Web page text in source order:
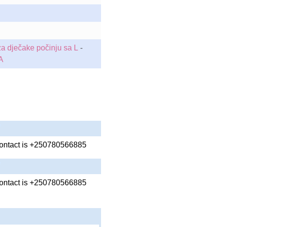
dječake počinju sa L -
is +250780566885
is +250780566885